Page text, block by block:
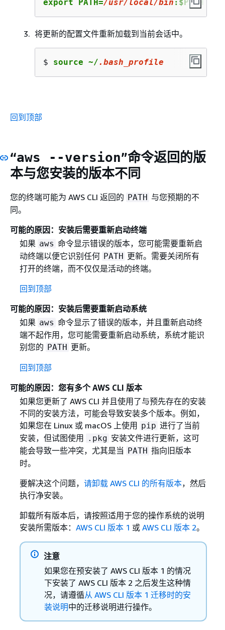
export PATH=/usr/ local/bin :$PATH
将更新的配置文件重新加载到当前会话中。
$ source ~/.bash_profile
回到顶部
“aws --version”命令返回的版
本与您安装的版本不同
您的终端可能为 AWS CLI 返回的 PATH 与您预期的不
同。
可能的原因：安装后需要重新启动终端
如果 aws 命令显示错误的版本，您可能需要重新启
动终端以便它识别任何 PATH 更新。需要关闭所有
打开的终端，而不仅仅是活动的终端。
回到顶部
可能的原因：安装后需要重新启动系统
如果 aws 命令显示了错误的版本，并且重新启动终
端不起作用，您可能需要重新启动系统，系统才能识
别您的 PATH 更新。
回到顶部
可能的原因：您有多个 AWS CLI 版本
如果您更新了 AWS CLI 并且使用了与预先存在的安装
不同的安装方法，可能会导致安装多个版本。例如，
如果您在 Linux 或 macOS 上使用 pip 进行了当前
安装，但试图使用
.pkg 安装文件进行更新，这可
能会导致一些冲突，尤其是当 PATH 指向旧版本
时。
要解决这个问题， 请卸载 AWS CLI 的所有版本，然后
执行净安装。
卸载所有版本后，请按照适用于您的操作系统的说明
安装所需版本： AWS CLI 版本 1 或 AWS CLI 版本 2。
注意
如果您在预安装了 AWS CLI 版本 1 的情况
下安装了 AWS CLI 版本 2 之后发生这种情
况，请遵循从 AWS CLI 版本 1 迁移时的安
装说明中的迁移说明进行操作。